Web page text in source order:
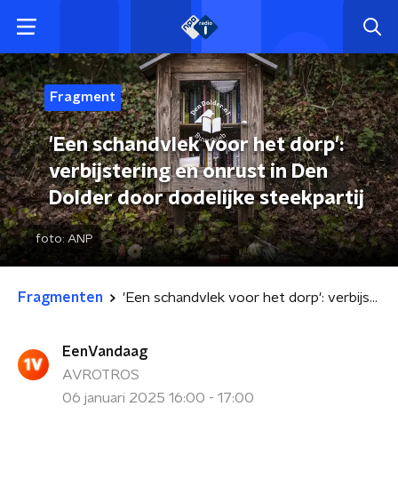
Fragment
'Een schandvlek voor het dorp':
verbijstering en onrust in Den
Dolder door dodelijke steekpartij
foto: ANP
Fragmenten 'Een schandvlek voor het dorp': verbijstering en onrust in Den Dolder door dodelijke steekpartij
EenVandaag
AVROTROS
06 januari 2025 16:00 - 17:00